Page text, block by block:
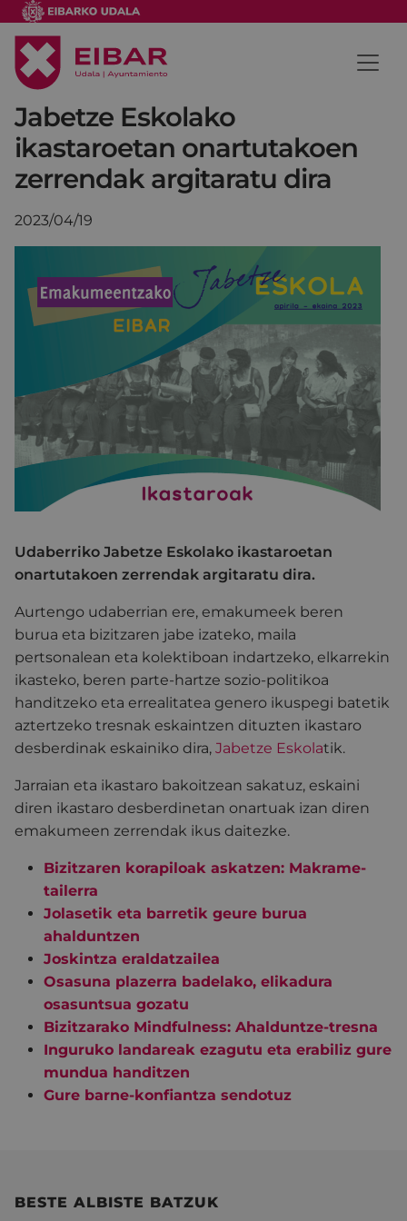
Jabetze Eskolako
ikastaroetan onartutakoen
zerrendak argitaratu dira
2023/04/19
Udaberriko Jabetze Eskolako ikastaroetan
onartutakoen zerrendak argitaratu dira.
Aurtengo udaberrian ere, emakumeek beren
burua eta bizitzaren jabe izateko, maila
pertsonalean eta kolektiboan indartzeko, elkarrekin
ikasteko, beren parte-hartze sozio-politikoa
handitzeko eta errealitatea genero ikuspegi batetik
aztertzeko tresnak eskaintzen dituzten ikastaro
desberdinak eskainiko dira, Jabetze Eskolatik.
Jarraian eta ikastaro bakoitzean sakatuz, eskaini
diren ikastaro desberdinetan onartuak izan diren
emakumeen zerrendak ikus daitezke.
Bizitzaren korapiloak askatzen: Makrame-
tailerra
Jolasetik eta barretik geure burua
ahalduntzen
Joskintza eraldatzailea
Osasuna plazerra badelako, elikadura
osasuntsua gozatu
Bizitzarako Mindfulness: Ahalduntze-tresna
Inguruko landareak ezagutu eta erabiliz gure
mundua handitzen
Gure barne-konfiantza sendotuz
BESTE ALBISTE BATZUK